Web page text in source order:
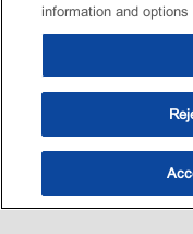
information and